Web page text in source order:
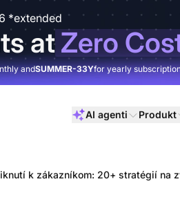
*extended
atZero
andSUMMER-33Yfor yearly
AI agenti Produkt
k zákazníkom: 20+ stratégií na